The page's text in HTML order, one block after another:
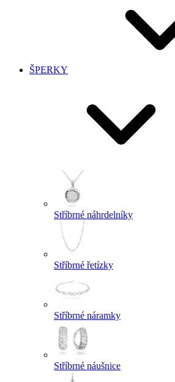
ŠPERKY
Stříbrné náhrdelníky
Stříbrné řetízky
Stříbrné náramky
Stříbrné náušnice